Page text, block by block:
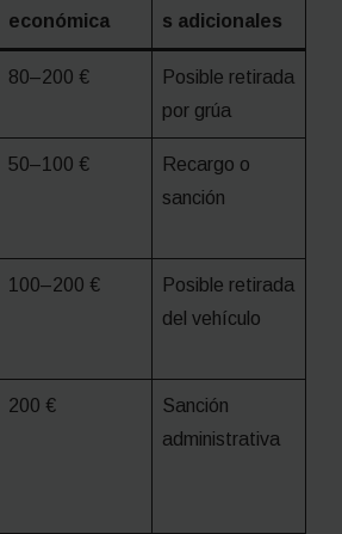
económica
s adicionales
80–200 €
Posible retirada
por grúa
50–100 €
Recargo o
sanción
100–200 €
Posible retirada
del vehículo
200 €
Sanción
administrativa